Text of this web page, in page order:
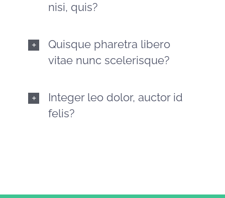
nisi, quis?
Quisque pharetra libero
vitae nunc scelerisque?
Integer leo dolor, auctor id
felis?